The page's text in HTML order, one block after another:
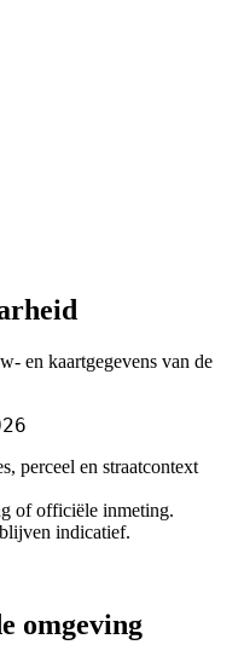
en kaartgegevens van de
perceel en straatcontext
of officiële inmeting.
indicatief.
omgeving